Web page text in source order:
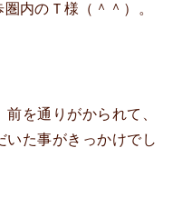
内のＴ様（＾＾）。
を通りがかられて、
いた事がきっかけでし